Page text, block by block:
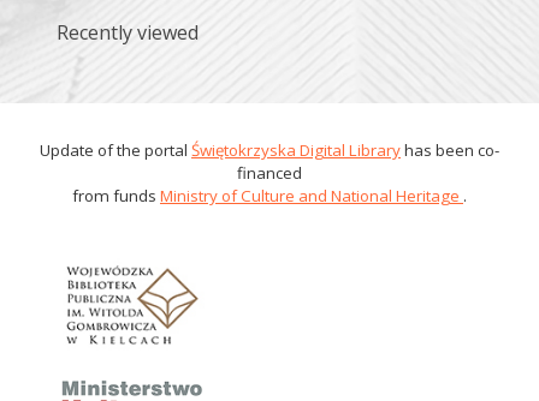
Recently viewed
Update of the portal Świętokrzyska Digital Libraryhas been co-
financed
from funds Ministry of Culture and National Heritage .